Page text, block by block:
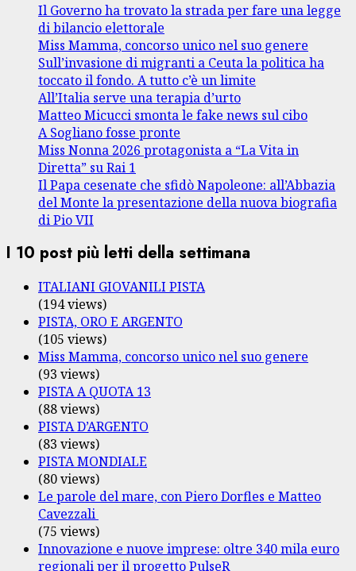
Il Governo ha trovato la strada per fare una legge
di bilancio elettorale
Miss Mamma, concorso unico nel suo genere
Sull’invasione di migranti a Ceuta la politica ha
toccato il fondo. A tutto c’è un limite
All’Italia serve una terapia d’urto
Matteo Micucci smonta le fake news sul cibo
A Sogliano fosse pronte
Miss Nonna 2026 protagonista a “La Vita in
Diretta” su Rai 1
Il Papa cesenate che sfidò Napoleone: all’Abbazia
del Monte la presentazione della nuova biografia
di Pio VII
I 10 post più letti della settimana
ITALIANI GIOVANILI PISTA
(194 views)
PISTA, ORO E ARGENTO
(105 views)
Miss Mamma, concorso unico nel suo genere
(93 views)
PISTA A QUOTA 13
(88 views)
PISTA D’ARGENTO
(83 views)
PISTA MONDIALE
(80 views)
Le parole del mare, con Piero Dorfles e Matteo
Cavezzali
(75 views)
Innovazione e nuove imprese: oltre 340 mila euro
regionali per il progetto PulseR